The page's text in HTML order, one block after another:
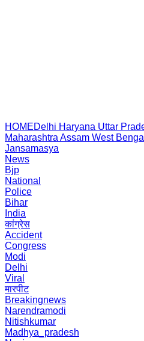
HOMEDelhi Haryana Uttar
Maharashtra Assam West Bengal
Jansamasya
News
Bjp
National
Police
Bihar
India
कांग्रेस
Accident
Congress
Modi
Delhi
Viral
मारपीट
Breakingnews
Narendramodi
Nitishkumar
Madhya_pradesh